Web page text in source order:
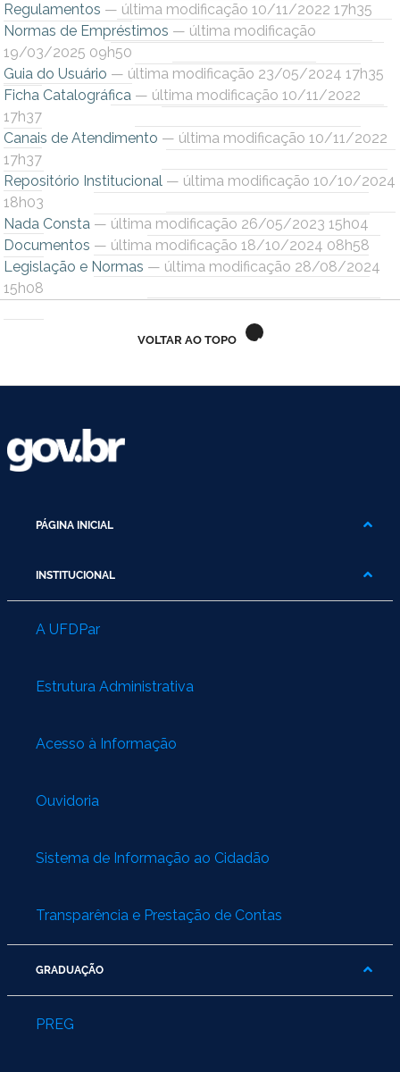
Ministério do Trabalho
Ministério do Desenvolvimento Social
Ministério da Saúde
Ministério da Indústria, Comércio Exterior e Serviços
Ministério de Minas e Energia
Ministério do Planejamento, Desenvolvimento e Gestão
Ministério da Ciência, Tecnologia, Inovações e Comunicações
Ministério do Meio Ambiente
Ministério da Integração Nacional
Ministério dos Direitos Humanos
Banco Central do Brasil
Regulamentos — última modificação 10/11/2022 17h35
Normas de Empréstimos — última modificação
19/03/2025 09h50
Guia do Usuário — última modificação 23/05/2024 17h35
Ficha Catalográfica — última modificação 10/11/2022
17h37
Canais de Atendimento — última modificação 10/11/2022
17h37
Repositório Institucional — última modificação 10/10/2024
18h03
Nada Consta — última modificação 26/05/2023 15h04
Documentos — última modificação 18/10/2024 08h58
Legislação e Normas — última modificação 28/08/2024
15h08
VOLTAR AO TOPO
PÁGINA INICIAL
INSTITUCIONAL
A UFDPar
Estrutura Administrativa
Acesso à Informação
Ouvidoria
Sistema de Informação ao Cidadão
Transparência e Prestação de Contas
GRADUAÇÃO
PREG